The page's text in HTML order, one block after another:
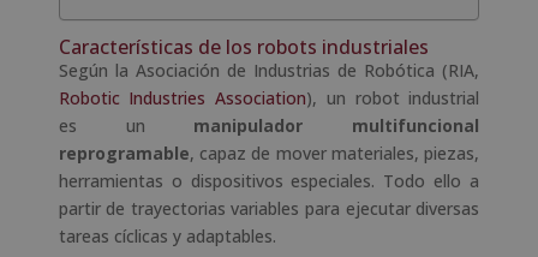
Características de los robots industriales
Según la Asociación de Industrias de Robótica (RIA,
Robotic Industries Association), un robot industrial
es un manipulador multifuncional
reprogramable, capaz de mover materiales, piezas,
herramientas o dispositivos especiales. Todo ello a
partir de trayectorias variables para ejecutar diversas
tareas cíclicas y adaptables.